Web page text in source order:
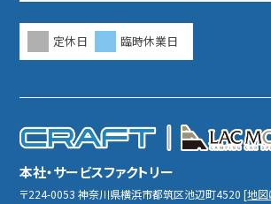
定休日 臨時休業日
本社・サービスファクトリー
〒224-0053神奈川県横浜市都筑区池辺町4520[地図